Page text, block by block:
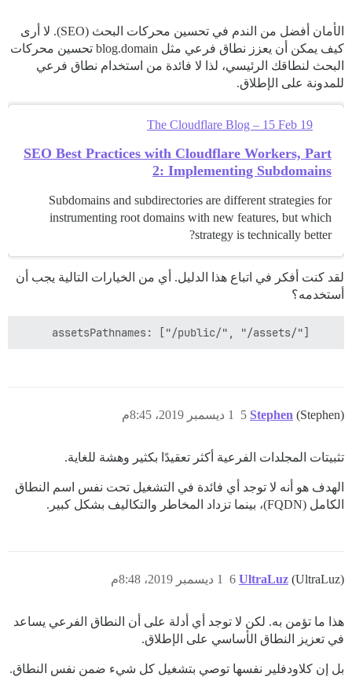
الأمان أفضل من الندم في تحسين محركات البحث (SEO). لا أرى
كيف يمكن أن يعزز نطاق فرعي مثل blog.domain تحسين محركات
البحث لنطاقك الرئيسي، لذا لا فائدة من استخدام نطاق فرعي
للمدونة على الإطلاق.
The Cloudflare Blog – 15 Feb 19
SEO Best Practices with Cloudflare Workers, Part
2: Implementing Subdomains
Subdomains and subdirectories are different strategies for
instrumenting root domains with new features, but which
strategy is technically better?
لقد كنت أفكر في اتباع هذا الدليل. أي من الخيارات التالية يجب أن
أستخدمه؟
Stephen (Stephen) 1 ديسمبر 2019، 8:45م 5
تثبيتات المجلدات الفرعية أكثر تعقيدًا بكثير وهشة للغاية.
الهدف هو أنه لا توجد أي فائدة في التشغيل تحت نفس اسم النطاق
الكامل (FQDN)، بينما تزداد المخاطر والتكاليف بشكل كبير.
UltraLuz (UltraLuz) 1 ديسمبر 2019، 8:48م 6
هذا ما تؤمن به. لكن لا توجد أي أدلة على أن النطاق الفرعي يساعد
في تعزيز النطاق الأساسي على الإطلاق.
بل إن كلاودفلير نفسها توصي بتشغيل كل شيء ضمن نفس النطاق.